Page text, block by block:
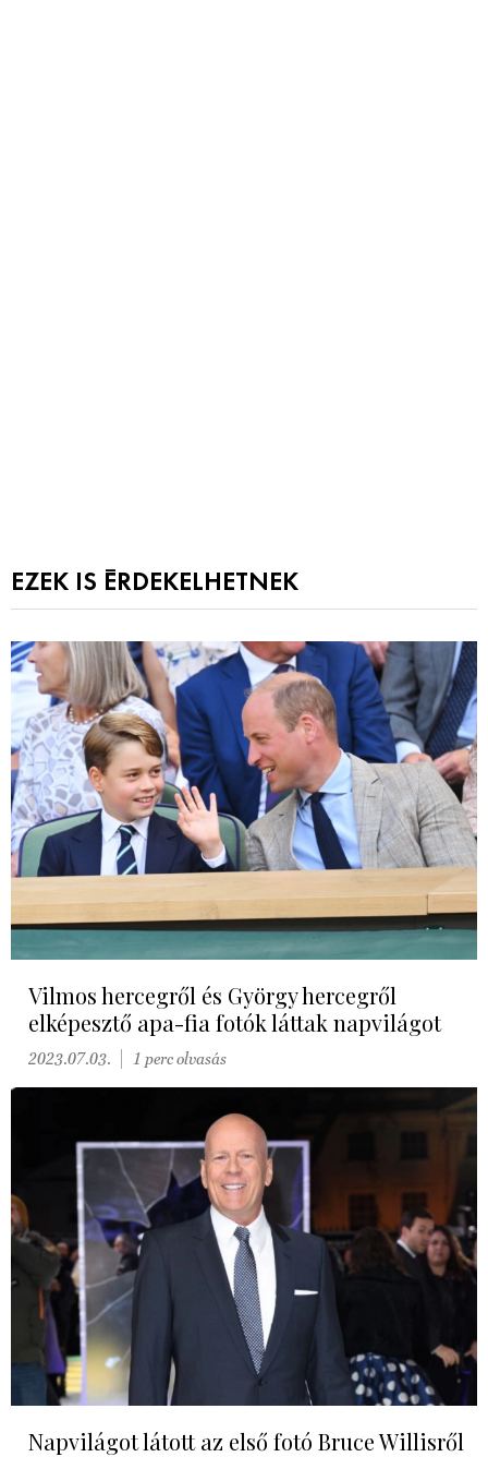
EZEK IS ÉRDEKELHETNEK
Vilmos hercegről és György hercegről
elképesztő apa-fia fotók láttak napvilágot
2023.07.03. 1 perc olvasás
Napvilágot látott az első fotó Bruce Willisről